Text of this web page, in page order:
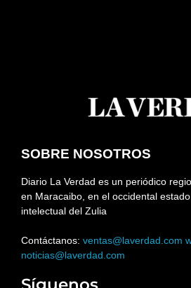
SOBRE NOSOTROS
Diario La Verdad es un periódico
en Maracaibo, en el occidental
intelectual del Zulia
Contáctanos: ventas@laverdad.com
noticias@laverdad.com